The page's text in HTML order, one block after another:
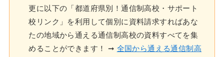
更に以下の「都道府県別！通信制高校・サポート
校リンク」を利用して個別に資料請求すればあな
たの地域から通える通信制高校の資料すべてを集
めることができます！ ➞ 全国から通える通信制高